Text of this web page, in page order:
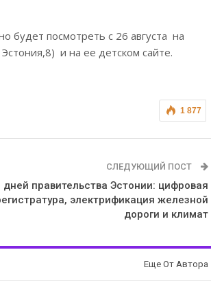
будет посмотреть с 26 августа на
и на ее детском сайте.
1 877
СЛЕДУЮЩИЙ ПОСТ
дней правительства Эстонии: цифровая
электрификация железной
дороги и климат
Еще От Автора